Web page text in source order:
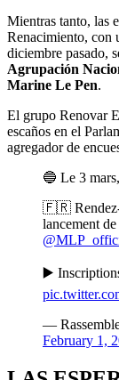
Mientras tanto, las
Renacimiento, con
diciembre pasado,
Agrupación
Marine Le Pen.
El grupo Renovar
escaños en el
agregador de
🔵 Le 3
🇫🇷 Rendez-
lancement
▶️
—
February 1,